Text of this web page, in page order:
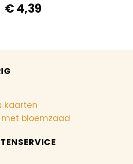
€4,39
kaarten
met bloemzaad